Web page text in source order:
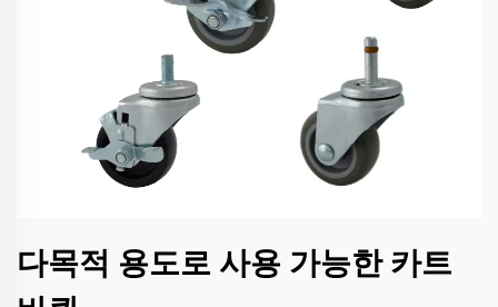
다목적 용도로 사용 가능한 카트